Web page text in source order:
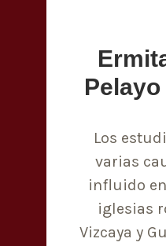
Los
varias
influido
iglesias
Vizcaya y